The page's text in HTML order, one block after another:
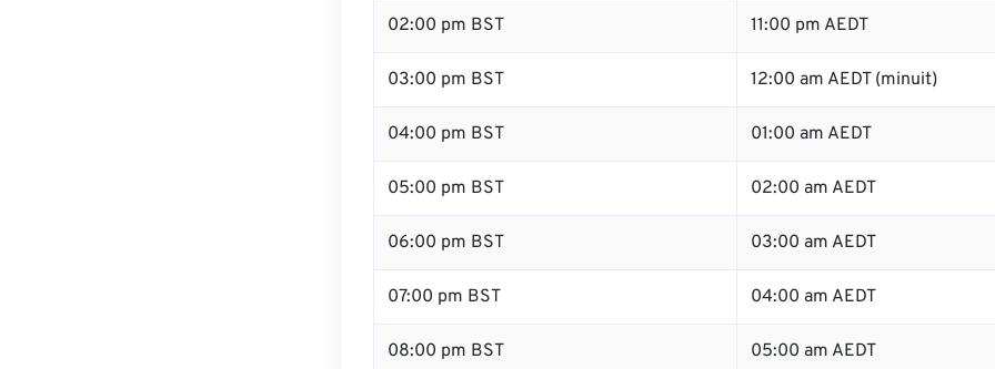
02:00 pm BST 11:00 pm AEDT
03:00 pm BST 12:00 am AEDT (minuit)
04:00 pm BST 01:00 am AEDT
05:00 pm BST 02:00 am AEDT
06:00 pm BST 03:00 am AEDT
07:00 pm BST 04:00 am AEDT
08:00 pm BST 05:00 am AEDT